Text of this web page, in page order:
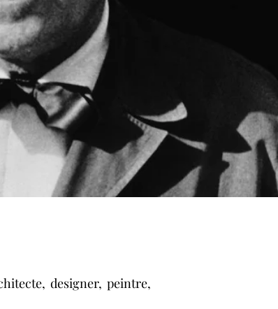
designer, peintre,